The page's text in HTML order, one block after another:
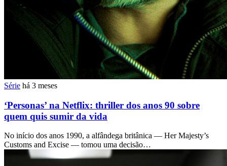
Série há 3 meses
‘Personas’ na Netflix: thriller dos anos 90 sobre
quem quis sumir da vida
No início dos anos 1990, a alfândega britânica — Her Majesty’s
Customs and Excise — tomou uma decisão…